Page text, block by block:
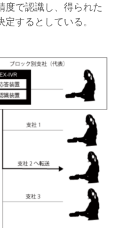
度で認識し、得られた
するとしている。